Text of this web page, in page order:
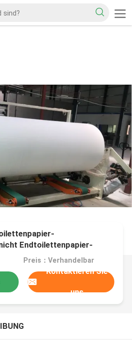
Endtoilettenpapier-
Preis：Verhandelbar
Kontaktieren Sie
uns